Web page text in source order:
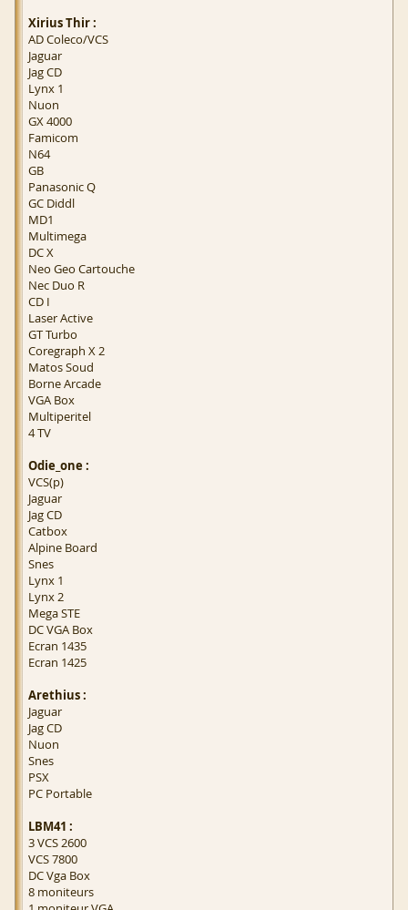
Xirius Thir :
AD Coleco/VCS
Jaguar
Jag CD
Lynx 1
Nuon
GX 4000
Famicom
N64
GB
Panasonic Q
GC Diddl
MD1
Multimega
DC X
Neo Geo Cartouche
Nec Duo R
CD I
Laser Active
GT Turbo
Coregraph X 2
Matos Soud
Borne Arcade
VGA Box
Multiperitel
4 TV
Odie_one :
VCS(p)
Jaguar
Jag CD
Catbox
Alpine Board
Snes
Lynx 1
Lynx 2
Mega STE
DC VGA Box
Ecran 1435
Ecran 1425
Arethius :
Jaguar
Jag CD
Nuon
Snes
PSX
PC Portable
LBM41 :
3 VCS 2600
VCS 7800
DC Vga Box
8 moniteurs